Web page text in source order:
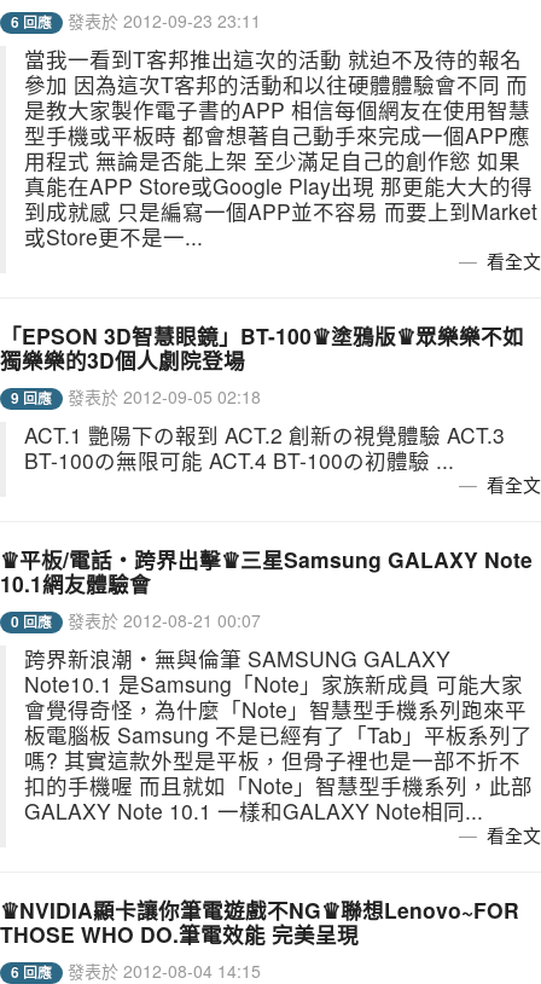
6 回應 發表於 2012-09-23 23:11
當我一看到T客邦推出這次的活動 就迫不及待的報名
參加 因為這次T客邦的活動和以往硬體體驗會不同 而
是教大家製作電子書的APP 相信每個網友在使用智慧
型手機或平板時 都會想著自己動手來完成一個APP應
用程式 無論是否能上架 至少滿足自己的創作慾 如果
真能在APP Store或Google Play出現 那更能大大的得
到成就感 只是編寫一個APP並不容易 而要上到Market
或Store更不是一...
看全文
「EPSON 3D智慧眼鏡」BT-100♛塗鴉版♛眾樂樂不如
獨樂樂的3D個人劇院登場
9 回應 發表於 2012-09-05 02:18
ACT.1 艷陽下の報到 ACT.2 創新の視覺體驗 ACT.3
BT-100の無限可能 ACT.4 BT-100の初體驗 ...
看全文
♛平板/電話‧跨界出擊♛三星Samsung GALAXY Note
10.1網友體驗會
0 回應 發表於 2012-08-21 00:07
跨界新浪潮‧無與倫筆 SAMSUNG GALAXY
Note10.1 是Samsung「Note」家族新成員 可能大家
會覺得奇怪，為什麼「Note」智慧型手機系列跑來平
板電腦板 Samsung 不是已經有了「Tab」平板系列了
嗎? 其實這款外型是平板，但骨子裡也是一部不折不
扣的手機喔 而且就如「Note」智慧型手機系列，此部
GALAXY Note 10.1 一樣和GALAXY Note相同...
看全文
♛NVIDIA顯卡讓你筆電遊戲不NG♛聯想Lenovo~FOR
THOSE WHO DO.筆電效能 完美呈現
6 回應 發表於 2012-08-04 14:15